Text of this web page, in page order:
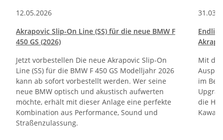
12.05.2026
Akrapovic Slip-On Line (SS) für die neue BMW F
450 GS (2026)
Jetzt vorbestellen Die neue Akrapovic Slip-On
Line (SS) für die BMW F 450 GS Modelljahr 2026
kann ab sofort vorbestellt werden. Wer seine
neue BMW optisch und akustisch aufwerten
möchte, erhält mit dieser Anlage eine perfekte
Kombination aus Performance, Sound und
Straßenzulassung.
Mit
im
die